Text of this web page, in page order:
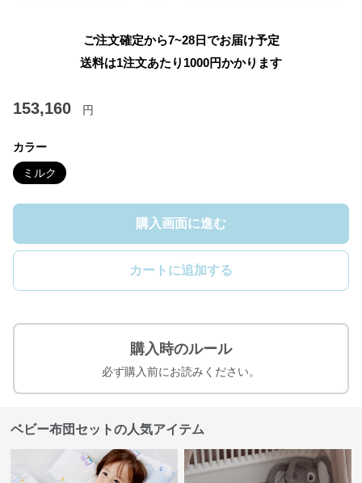
ご注文確定から7~28日でお届け予定
送料は1注文あたり 1000円かかります
153,160 円
カラー
ミルク
購入画面に進む
カートに追加する
購入時のルール
必ず購入前にお読みください。
ベビー布団セットの人気アイテム